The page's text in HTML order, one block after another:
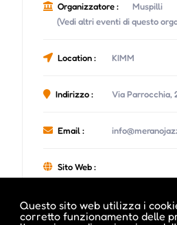
Questo sito web utilizza i
corretto funzionamento delle
Organizzatore :
Muspilli
(Vedi altri eventi di questo
Location : KIMM
Indirizzo : Via Parrocchia,
Email :
Sito Web :